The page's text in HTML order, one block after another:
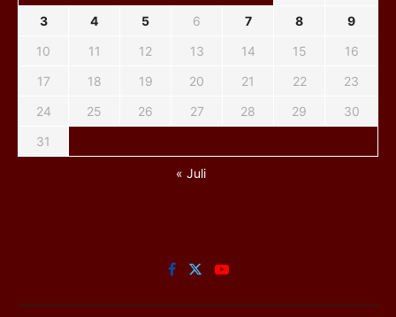
3
4 5 6 7 8
9
10
11 12 13 14 15
16
17
18 19 20 21 22
23
24
25 26 27 28 29
30
31
« Juli